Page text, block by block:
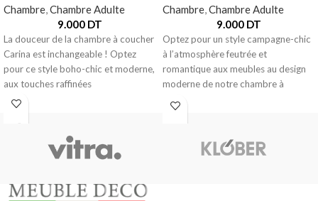
Chambre,Chambre Adulte
9.000 DT
La douceur de la chambre à coucher
Carina est inchangeable ! Optez
pour ce style boho-chic et moderne,
aux touches raffinées
Chambre,Chambre Adulte
9.000 DT
Optez pour un style campagne-chic
à l’atmosphère feutrée et
romantique aux meubles au design
moderne de notre chambre à
coucher